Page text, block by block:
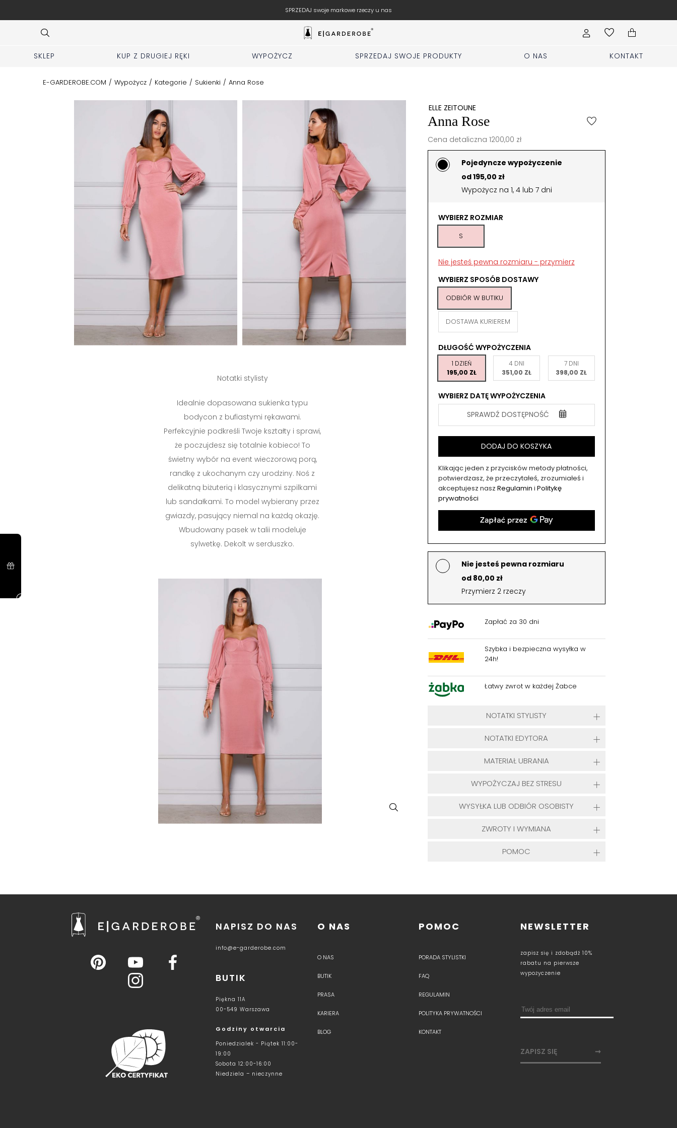
Wypełnij formularz Sprzedaj i zgłoś rzeczy
SKLEP KUP Z DRUGIEJ RĘKI WYPOŻYCZ SPRZEDAJ SWOJE PRODUKTY O NAS KONTAKT
E-GARDEROBE.COM / Wypożycz / Kategorie / Sukienki / Anna Rose
Notatki stylisty
Idealnie dopasowana sukienka typu
bodycon z bufiastymi rękawami.
Perfekcyjnie podkreśli Twoje kształty i sprawi,
że poczujdesz się totalnie kobieco! To
świetny wybór na event wieczorową porą,
randkę z ukochanym czy urodziny. Noś z
delikatną biżuterią i klasycznymi szpilkami
lub sandałkami. To model wybierany przez
gwiazdy, pasujący niemal na każdą okazję.
Wbudowany pasek w talii modeluje
sylwetkę. Dekolt w serduszko.
ELLE ZEITOUNE
Anna Rose
Cena detaliczna 1200,00 zł
Pojedyncze wypożyczenie
od 195,00 zł
Wypożycz na 1, 4 lub 7 dni
WYBIERZ ROZMIAR
S
Nie jesteś pewna rozmiaru - przymierz
WYBIERZ SPOSÓB DOSTAWY
ODBIÓR W BUTIKU
DOSTAWA KURIEREM
DŁUGOŚĆ WYPOŻYCZENIA
1 DZIEŃ
195,00 ZŁ
4 DNI
351,00 ZŁ
7 DNI
398,00 ZŁ
WYBIERZ DATĘ WYPOŻYCZENIA
SPRAWDŹ DOSTĘPNOŚĆ
DODAJ DO KOSZYKA
Klikając jeden z przycisków metody płatności,
potwierdzasz, że przeczytałeś, zrozumiałeś i
akceptujesz nasz Regulamin i Politykę
prywatności
Nie jesteś pewna rozmiaru
od 80,00 zł
Przymierz 2 rzeczy
Zapłać za 30 dni
Szybka i bezpieczna wysyłka w
24h!
Łatwy zwrot w każdej Żabce
NOTATKI STYLISTY
NOTATKI EDYTORA
MATERIAŁ UBRANIA
WYPOŻYCZAJ BEZ STRESU
WYSYŁKA LUB ODBIÓR OSOBISTY
ZWROTY I WYMIANA
POMOC
NAPISZ DO NAS
info@e-garderobe.com
BUTIK
Piękna 11A
00-549 Warszawa
Godziny otwarcia
Poniedzialek - Piątek 11:00-
19:00
Sobota 12:00-16:00
Niedziela – nieczynne
O NAS
O NAS
BUTIK
PRASA
KARIERA
BLOG
POMOC
PORADA STYLISTKI
FAQ
REGULAMIN
POLITYKA PRYWATNOŚCI
KONTAKT
NEWSLETTER
zapisz się i zdobądź 10%
rabatu na pierwsze
wypożyczenie
ZAPISZ SIĘ ➞